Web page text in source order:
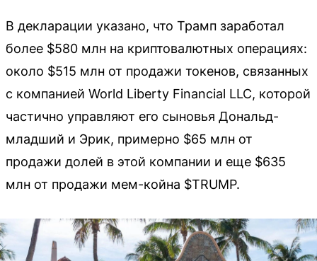
В декларации указано, что Трамп заработал
более $580 млн на криптовалютных операциях:
около $515 млн от продажи токенов, связанных
с компанией World Liberty Financial LLC, которой
частично управляют его сыновья Дональд-
младший и Эрик, примерно $65 млн от
продажи долей в этой компании и еще $635
млн от продажи мем-койна $TRUMP.